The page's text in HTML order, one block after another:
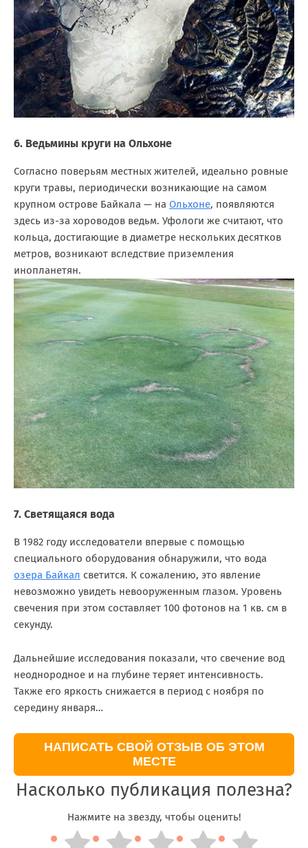
6. Ведьмины круги на Ольхоне
Согласно поверьям местных жителей, идеально ровные
круги травы, периодически возникающие на самом
крупном острове Байкала — на Ольхоне, появляются
здесь из-за хороводов ведьм. Уфологи же считают, что
кольца, достигающие в диаметре нескольких десятков
метров, возникают вследствие приземления
инопланетян.
7. Светящаяся вода
В 1982 году исследователи впервые с помощью
специального оборудования обнаружили, что вода
озера Байкал светится. К сожалению, это явление
невозможно увидеть невооруженным глазом. Уровень
свечения при этом составляет 100 фотонов на 1 кв. см в
секунду.
Дальнейшие исследования показали, что свечение вод
неоднородное и на глубине теряет интенсивность.
Также его яркость снижается в период с ноября по
середину января…
НАПИСАТЬ СВОЙ ОТЗЫВ ОБ ЭТОМ
МЕСТЕ
Насколько публикация полезна?
Нажмите на звезду, чтобы оценить!